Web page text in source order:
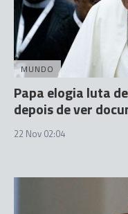
MUNDO
Papa elogia luta
depois de ver
22 Nov 02:04